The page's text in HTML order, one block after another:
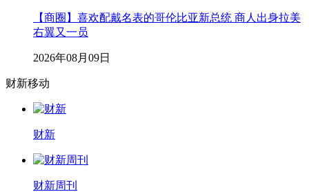
【商圈】喜欢配戴名表的哥伦比亚新总统 商人出身拉美
右翼又一员
2026年08月09日
财新移动
财新
财新周刊